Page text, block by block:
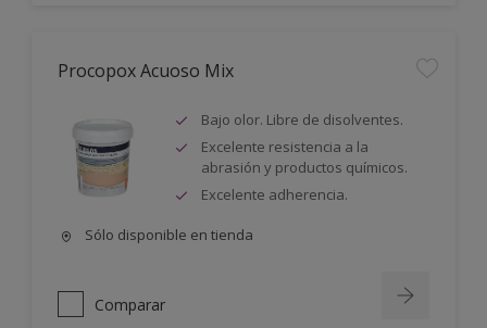
Procopox Acuoso Mix
Bajo olor. Libre de disolventes.
Excelente resistencia a la
abrasión y productos químicos.
Excelente adherencia.
Sólo disponible en tienda
Comparar